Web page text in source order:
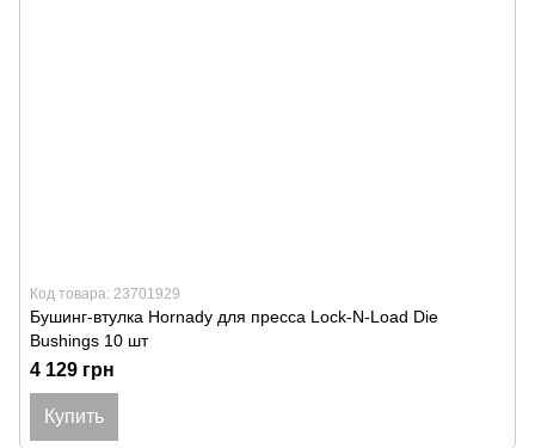
Код товара: 23701929
Бушинг-втулка Hornady для пресса Lock-N-Load Die
Bushings 10 шт
4 129 грн
Купить